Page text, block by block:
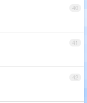
40
41
42